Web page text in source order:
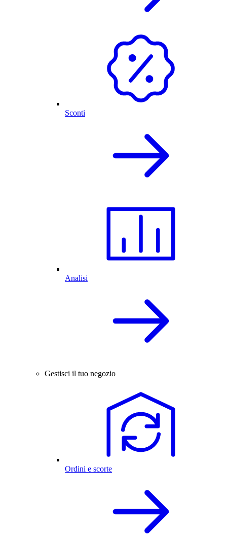
Sconti
Analisi
Gestisci il tuo negozio
Ordini e scorte